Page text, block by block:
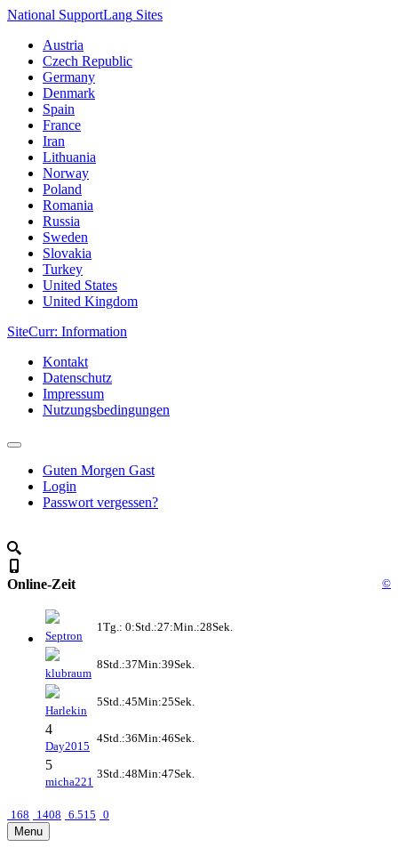
National SupportLang Sites
Austria
Czech Republic
Germany
Denmark
Spain
France
Iran
Lithuania
Norway
Poland
Romania
Russia
Sweden
Slovakia
Turkey
United States
United Kingdom
SiteCurr: Information
Kontakt
Datenschutz
Impressum
Nutzungsbedingungen
Guten Morgen Gast
Login
Passwort vergessen?
Online-Zeit ©
Septron
1Tg.: 0:Std.:27:Min.:28Sek.
klubraum
8Std.:37Min:39Sek.
Harlekin
5Std.:45Min:25Sek.
4
Day2015
4Std.:36Min:46Sek.
5
micha221
3Std.:48Min:47Sek.
168 1408 6.515 0
Menu